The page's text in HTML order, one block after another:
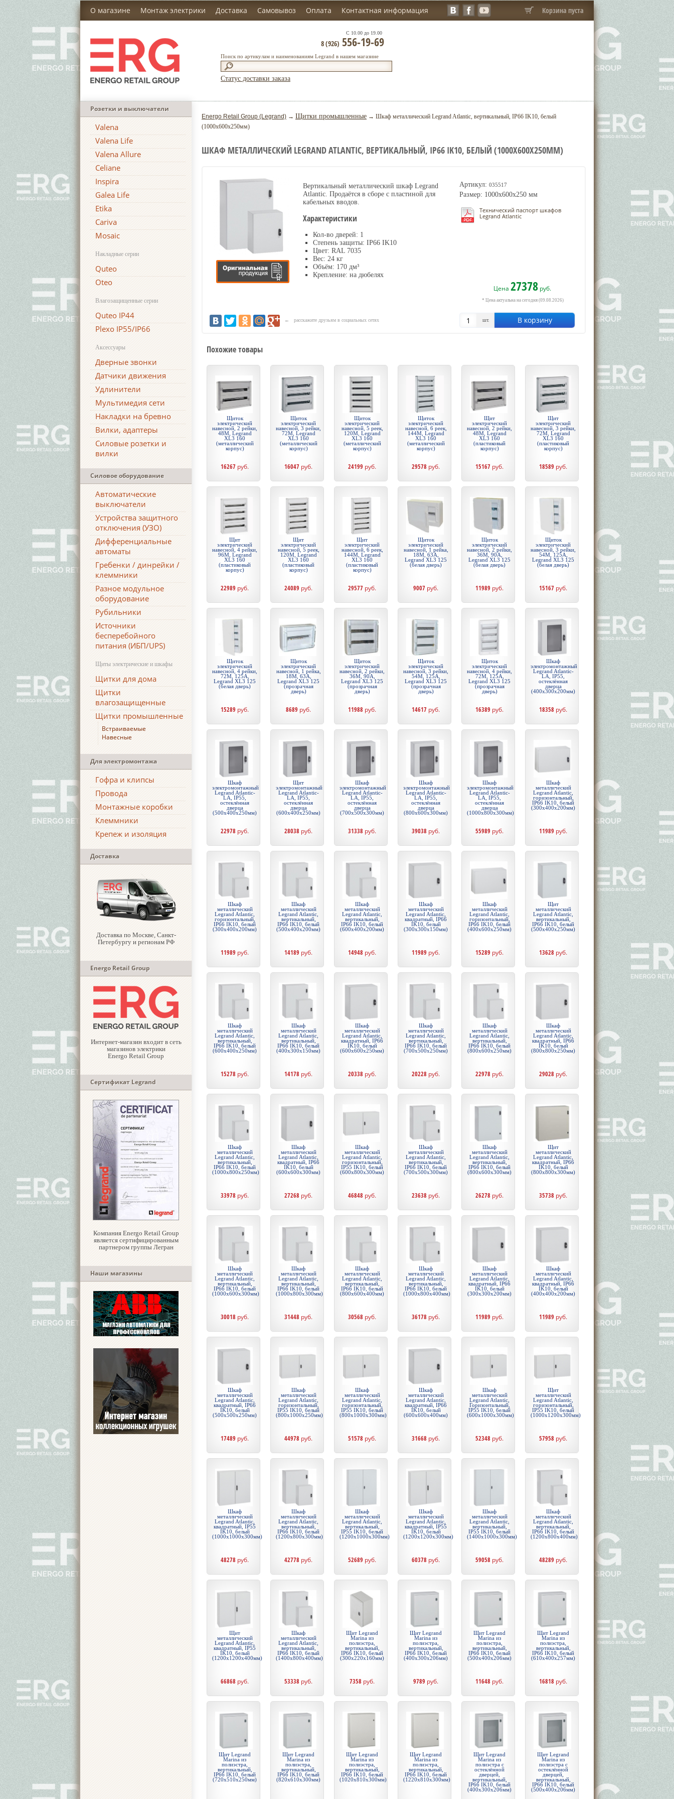
О магазине Монтаж электрики Доставка Самовывоз Оплата Контактная информация Корзина пуста
Поиск по артикулам и наименованиям Legrand в нашем магазине
С 10.00 до 19.00
8 (926) 556-19-69
Статус доставки заказа
Розетки и выключатели
Valena
Valena Life
Valena Allure
Celiane
Inspira
Galea Life
Etika
Cariva
Mosaic
Накладные серии
Quteo
Oteo
Влагозащищенные серии
Quteo IP44
Plexo IP55/IP66
Аксессуары
Дверные звонки
Датчики движения
Удлинители
Мультимедия сети
Накладки на бревно
Вилки, адаптеры
Силовые розетки и
вилки
Силовое оборудование
Автоматические
выключатели
Устройства защитного
отключения (УЗО)
Дифференциальные
автоматы
Гребенки / динрейки /
клеммники
Разное модульное
оборудование
Рубильники
Источники
бесперебойного
питания (ИБП/UPS)
Щиты электрические и шкафы
Щитки для дома
Щитки
влагозащищенные
Щитки промышленные
Встраиваемые
Навесные
Для электромонтажа
Гофра и клипсы
Провода
Монтажные коробки
Клеммники
Крепеж и изоляция
Доставка
Доставка по Москве, Санкт-
Петербургу и регионам РФ
Energo Retail Group
Интернет-магазин входит в сеть
магазинов электрики
Energo Retail Group
Сертификат Legrand
Компания Energo Retail Group
является сертифицированным
партнером группы Легран
Наши магазины
Energo Retail Group (Legrand) → Щитки промышленные → Шкаф металлический Legrand Atlantic, вертикальный, IP66 IK10, белый
(1000x600x250мм)
ШКАФ МЕТАЛЛИЧЕСКИЙ LEGRAND ATLANTIC, ВЕРТИКАЛЬНЫЙ, IP66 IK10, БЕЛЫЙ (1000X600X250ММ)
Артикул: 035517
Размер: 1000x600x250 мм
Технический паспорт шкафов
Legrand Atlantic
Цена 27378руб.
* Цена актуальна на сегодня (09.08.2026)
шт. В корзину
Вертикальный металлический шкаф Legrand
Atlantic. Продаётся в сборе с пластиной для
кабельных вводов.
Характеристики
Кол-во дверей: 1
Степень защиты: IP66 IK10
Цвет: RAL 7035
Вес: 24 кг
Объём: 170 дм³
Крепление: на дюбелях
← расскажите друзьям в социальных сетях
Похожие товары
Щиток
электрический
навесной, 2 рейки,
48М, Legrand
XL3 160
(металлический
корпус)
16267 руб.
Щиток
электрический
навесной, 3 рейки,
72М, Legrand
XL3 160
(металлический
корпус)
16047 руб.
Щиток
электрический
навесной, 5 реек,
120М, Legrand
XL3 160
(металлический
корпус)
24199 руб.
Щиток
электрический
навесной, 6 реек,
144М, Legrand
XL3 160
(металлический
корпус)
29578 руб.
Щит
электрический
навесной, 2 рейки,
48М, Legrand
XL3 160
(пластиковый
корпус)
15167 руб.
Щит
электрический
навесной, 3 рейки,
72М, Legrand
XL3 160
(пластиковый
корпус)
18589 руб.
Щит
электрический
навесной, 4 рейки,
96М, Legrand
XL3 160
(пластиковый
корпус)
22989 руб.
Щит
электрический
навесной, 5 реек,
120М, Legrand
XL3 160
(пластиковый
корпус)
24089 руб.
Щит
электрический
навесной, 6 реек,
144М, Legrand
XL3 160
(пластиковый
корпус)
29577 руб.
Щиток
электрический
навесной, 1 рейка,
18М, 63А,
Legrand XL3 125
(белая дверь)
9007 руб.
Щиток
электрический
навесной, 2 рейки,
36М, 90А,
Legrand XL3 125
(белая дверь)
11989 руб.
Щиток
электрический
навесной, 3 рейки,
54М, 125А,
Legrand XL3 125
(белая дверь)
15167 руб.
Щиток
электрический
навесной, 4 рейки,
72М, 125А,
Legrand XL3 125
(белая дверь)
15289 руб.
Щиток
электрический
навесной, 1 рейка,
18М, 63А,
Legrand XL3 125
(прозрачная
дверь)
8689 руб.
Щиток
электрический
навесной, 2 рейки,
36М, 90А,
Legrand XL3 125
(прозрачная
дверь)
11988 руб.
Щиток
электрический
навесной, 3 рейки,
54М, 125А,
Legrand XL3 125
(прозрачная
дверь)
14617 руб.
Щиток
электрический
навесной, 4 рейки,
72М, 125А,
Legrand XL3 125
(прозрачная
дверь)
16389 руб.
Шкаф
электромонтажный
Legrand Atlantic-
LA, IP55,
остеклённая
дверца
(400х300х200мм)
18358 руб.
Шкаф
электромонтажный
Legrand Atlantic-
LA, IP55,
остеклённая
дверца
(500х400х250мм)
22978 руб.
Щит
электромонтажный
Legrand Atlantic-
LA, IP55,
остеклённая
дверца
(600х400х250мм)
28038 руб.
Шкаф
электромонтажный
Legrand Atlantic-
LA, IP55,
остеклённая
дверца
(700х500х300мм)
31338 руб.
Шкаф
электромонтажный
Legrand Atlantic-
LA, IP55,
остеклённая
дверца
(800х600х300мм)
39038 руб.
Шкаф
электромонтажный
Legrand Atlantic-
LA, IP55,
остеклённая
дверца
(1000х800х300мм)
55989 руб.
Шкаф
металлический
Legrand Atlantic,
горизонтальный,
IP66 IK10, белый
(300x400x200мм)
11989 руб.
Шкаф
металлический
Legrand Atlantic,
горизонтальный,
IP66 IK10, белый
(300x400x200мм)
11989 руб.
Шкаф
металлический
Legrand Atlantic,
вертикальный,
IP66 IK10, белый
(500x400x200мм)
14189 руб.
Шкаф
металлический
Legrand Atlantic,
вертикальный,
IP66 IK10, белый
(600x400x200мм)
14948 руб.
Шкаф
металлический
Legrand Atlantic,
квадратный, IP66
IK10, белый
(300x300x150мм)
11989 руб.
Шкаф
металлический
Legrand Atlantic,
горизонтальный,
IP66 IK10, белый
(400x600x250мм)
15289 руб.
Щит
металлический
Legrand Atlantic,
вертикальный,
IP66 IK10, белый
(500x400x250мм)
13628 руб.
Шкаф
металлический
Legrand Atlantic,
вертикальный,
IP66 IK10, белый
(600x400x250мм)
15278 руб.
Шкаф
металлический
Legrand Atlantic,
вертикальный,
IP66 IK10, белый
(400x300x150мм)
14178 руб.
Шкаф
металлический
Legrand Atlantic,
квадратный, IP66
IK10, белый
(600x600x250мм)
20338 руб.
Шкаф
металлический
Legrand Atlantic,
вертикальный,
IP66 IK10, белый
(700x500x250мм)
20228 руб.
Шкаф
металлический
Legrand Atlantic,
вертикальный,
IP66 IK10, белый
(800x600x250мм)
22978 руб.
Шкаф
металлический
Legrand Atlantic,
квадратный, IP66
IK10, белый
(800x800x250мм)
29028 руб.
Шкаф
металлический
Legrand Atlantic,
вертикальный,
IP66 IK10, белый
(1000x800x250мм)
33978 руб.
Шкаф
металлический
Legrand Atlantic,
квадратный, IP66
IK10, белый
(600x600x300мм)
27268 руб.
Шкаф
металлический
Legrand Atlantic,
горизонтальный,
IP55 IK10, белый
(600x800x300мм)
46848 руб.
Шкаф
металлический
Legrand Atlantic,
вертикальный,
IP66 IK10, белый
(700x500x300мм)
23638 руб.
Шкаф
металлический
Legrand Atlantic,
вертикальный,
IP66 IK10, белый
(800x600x300мм)
26278 руб.
Щит
металлический
Legrand Atlantic,
квадратный, IP66
IK10, белый
(800x800x300мм)
35738 руб.
Шкаф
металлический
Legrand Atlantic,
вертикальный,
IP66 IK10, белый
(1000x600x300мм)
30018 руб.
Шкаф
металлический
Legrand Atlantic,
вертикальный,
IP66 IK10, белый
(1000x800x300мм)
31448 руб.
Шкаф
металлический
Legrand Atlantic,
вертикальный,
IP66 IK10, белый
(800x600x400мм)
30568 руб.
Шкаф
металлический
Legrand Atlantic,
вертикальный,
IP66 IK10, белый
(1000x800x400мм)
36178 руб.
Шкаф
металлический
Legrand Atlantic,
квадратный, IP66
IK10, белый
(300x300x200мм)
11989 руб.
Шкаф
металлический
Legrand Atlantic,
квадратный, IP66
IK10, белый
(400x400x200мм)
11989 руб.
Шкаф
металлический
Legrand Atlantic,
квадратный, IP66
IK10, белый
(500x500x250мм)
17489 руб.
Шкаф
металлический
Legrand Atlantic,
горизонтальный,
IP55 IK10, белый
(800x1000x250мм)
44978 руб.
Шкаф
металлический
Legrand Atlantic,
горизонтальный,
IP55 IK10, белый
(800x1000x300мм)
51578 руб.
Шкаф
металлический
Legrand Atlantic,
квадратный, IP66
IK10, белый
(600x600x400мм)
31668 руб.
Шкаф
металлический
Legrand Atlantic,
Горизонтальный,
IP55 IK10, белый
(600x1000x300мм)
52348 руб.
Щит
металлический
Legrand Atlantic,
горизонтальный,
IP55 IK10, белый
(1000x1200x300мм)
57958 руб.
Шкаф
металлический
Legrand Atlantic,
квадратный, IP55
IK10, белый
(1000x1000x300мм)
48278 руб.
Шкаф
металлический
Legrand Atlantic,
вертикальный,
IP66 IK10, белый
(1200x800x300мм)
42778 руб.
Шкаф
металлический
Legrand Atlantic,
вертикальный,
IP55 IK10, белый
(1200x1000x300мм)
52689 руб.
Шкаф
металлический
Legrand Atlantic,
квадратный, IP55
IK10, белый
(1200x1200x300мм)
60378 руб.
Шкаф
металлический
Legrand Atlantic,
вертикальный,
IP55 IK10, белый
(1400x1000x300мм)
59058 руб.
Шкаф
металлический
Legrand Atlantic,
вертикальный,
IP66 IK10, белый
(1200x800x400мм)
48289 руб.
Щит
металлический
Legrand Atlantic,
квадратный, IP55
IK10, белый
(1200x1200x400мм)
66868 руб.
Шкаф
металлический
Legrand Atlantic,
вертикальный,
IP66 IK10, белый
(1400x800x400мм)
53338 руб.
Щит Legrand
Marina из
полиэстра,
вертикальный,
IP66 IK10, белый
(300x220x160мм)
7358 руб.
Щит Legrand
Marina из
полиэстра,
вертикальный,
IP66 IK10, белый
(400x300x206мм)
9789 руб.
Щит Legrand
Marina из
полиэстра,
вертикальный,
IP66 IK10, белый
(500x400x206мм)
11648 руб.
Щит Legrand
Marina из
полиэстра,
вертикальный,
IP66 IK10, белый
(610x400x257мм)
16818 руб.
Щит Legrand
Marina из
полиэстра,
вертикальный,
IP66 IK10, белый
(720x510x250мм)
Щит Legrand
Marina из
полиэстра,
вертикальный,
IP66 IK10, белый
(820x610x300мм)
Щит Legrand
Marina из
полиэстра,
вертикальный,
IP66 IK10, белый
(1020x810x300мм)
Щит Legrand
Marina из
полиэстра,
вертикальный,
IP66 IK10, белый
(1220x810x300мм)
Щит Legrand
Marina из
полиэстра с
остеклённой
дверцей,
вертикальный,
IP66 IK10, белый
(400x300x206мм)
Щит Legrand
Marina из
полиэстра с
остеклённой
дверцей,
вертикальный,
IP66 IK10, белый
(500x400x206мм)